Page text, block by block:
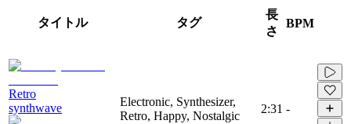
タイトル タグ
長
さ
BPM
Retro
synthwave
Electronic, Synthesizer,
Retro, Happy, Nostalgic
2:31 -